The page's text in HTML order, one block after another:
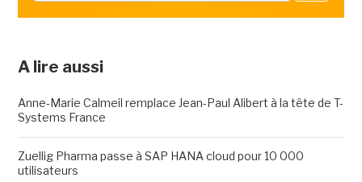
A lire aussi
Anne-Marie Calmeil remplace Jean-Paul Alibert à la tête de T-
Systems France
Zuellig Pharma passe à SAP HANA cloud pour 10 000
utilisateurs